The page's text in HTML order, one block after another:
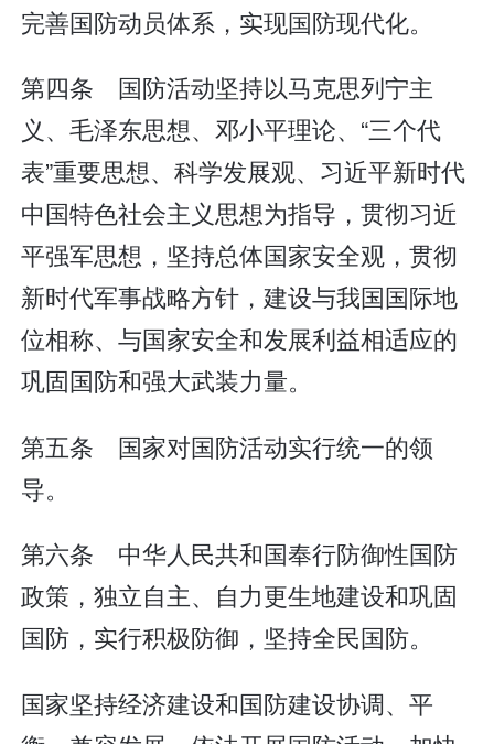
完善国防动员体系，实现国防现代化。
第四条 国防活动坚持以马克思列宁主
义、毛泽东思想、邓小平理论、“三个代
表”重要思想、科学发展观、习近平新时代
中国特色社会主义思想为指导，贯彻习近
平强军思想，坚持总体国家安全观，贯彻
新时代军事战略方针，建设与我国国际地
位相称、与国家安全和发展利益相适应的
巩固国防和强大武装力量。
第五条 国家对国防活动实行统一的领
导。
第六条 中华人民共和国奉行防御性国防
政策，独立自主、自力更生地建设和巩固
国防，实行积极防御，坚持全民国防。
国家坚持经济建设和国防建设协调、平